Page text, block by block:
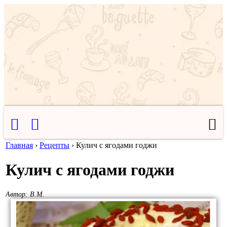
Главная › Рецепты › Кулич с ягодами годжи
Кулич с ягодами годжи
Автор: В.М.